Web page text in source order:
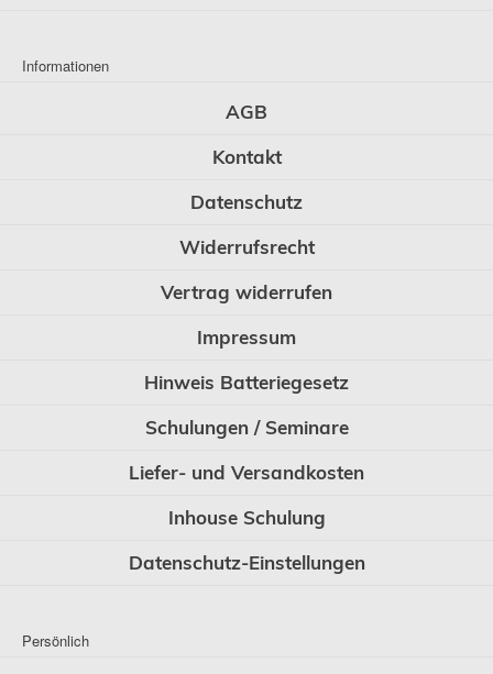
Informationen
AGB
Kontakt
Datenschutz
Widerrufsrecht
Vertrag widerrufen
Impressum
Hinweis Batteriegesetz
Schulungen / Seminare
Liefer- und Versandkosten
Inhouse Schulung
Datenschutz-Einstellungen
Persönlich